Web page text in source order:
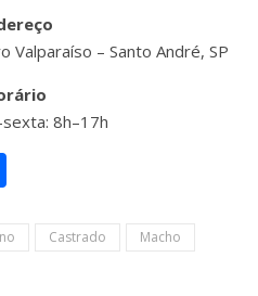
Valparaíso – Santo André, SP
8h–17h
Castrado
Macho